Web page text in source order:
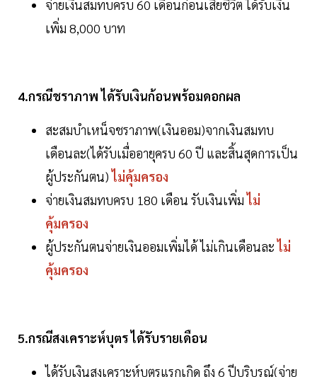
จ่ายเงินสมทบครบ 60 เดือนก่อนเสียชีวิต ได้รับเงิน
เพิ่ม 8,000 บาท
4.กรณีชราภาพ ได้รับเงินก้อนพร้อมดอกผล
สะสมบำเหน็จชราภาพ(เงินออม)จากเงินสมทบ
เดือนละ(ได้รับเมื่ออายุครบ 60 ปี และสิ้นสุดการเป็น
ผู้ประกันตน)ไม่คุ้มครอง
จ่ายเงินสมทบครบ 180 เดือน รับเงินเพิ่มไม่
คุ้มครอง
ผู้ประกันตนจ่ายเงินออมเพิ่มได้ ไม่เกินเดือนละไม่
คุ้มครอง
5.กรณีสงเคราะห์บุตร ได้รับรายเดือน
ได้รับเงินสงเคราะห์บุตรแรกเกิด ถึง 6 ปีบริบูรณ์(จ่าย